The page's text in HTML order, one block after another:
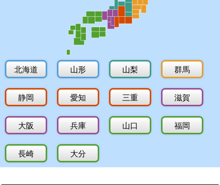
北海道 山形 山梨 群馬
静岡 愛知 三重 滋賀
大阪 兵庫 山口 福岡
長崎 大分